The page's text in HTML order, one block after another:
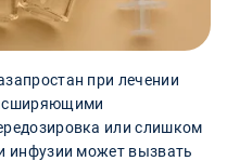
при лечении
или слишком
инфузии может вызвать